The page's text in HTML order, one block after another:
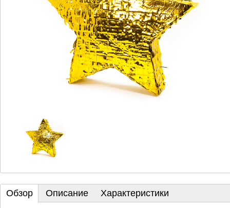
Обзор Описание Характеристики